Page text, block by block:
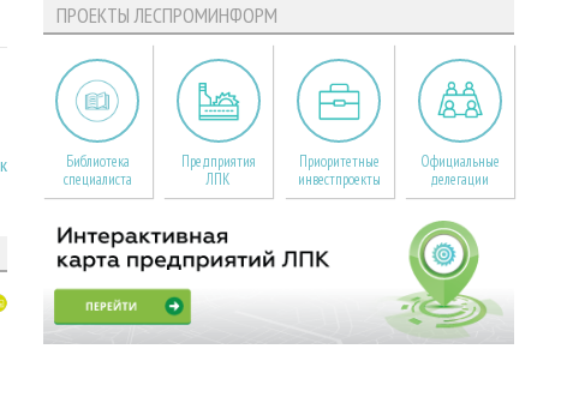
ПРОЕКТЫ ЛЕСПРОМИНФОРМ
Библиотека
специалиста
Предприятия
ЛПК
Приоритетные
инвестпроекты
Официальные
делегации